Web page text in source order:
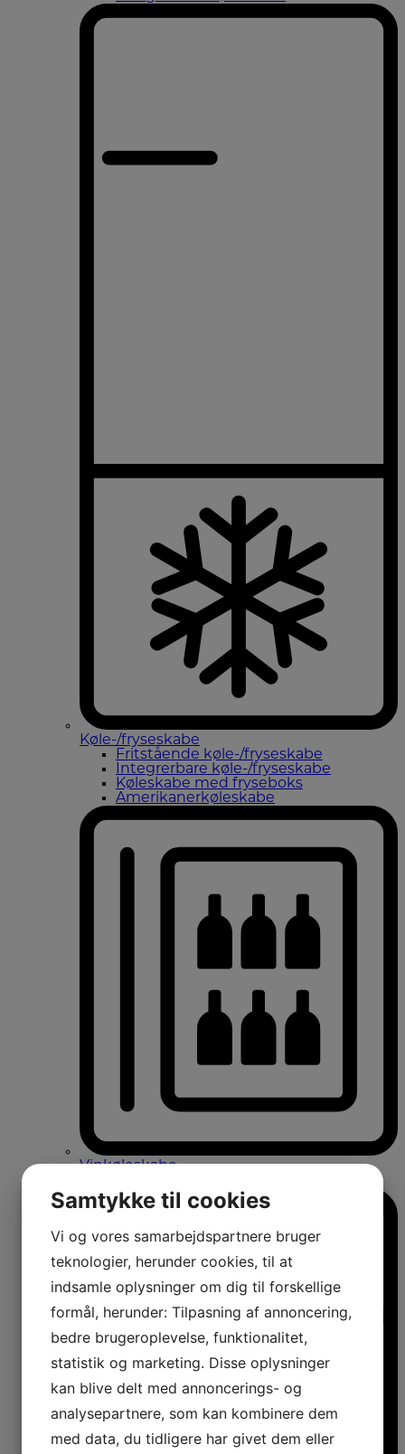
Køle-/fryseskabe
Fritstående køle-/fryseskabe
Integrerbare køle-/fryseskabe
Køleskabe med fryseboks
Amerikanerkøleskabe
Vinkøleskabe
Samtykke til cookies
Vi og vores samarbejdspartnere bruger
teknologier, herunder cookies, til at
indsamle oplysninger om dig til forskellige
formål, herunder: Tilpasning af annoncering,
bedre brugeroplevelse, funktionalitet,
statistik og marketing. Disse oplysninger
kan blive delt med annoncerings- og
analysepartnere, som kan kombinere dem
med data, du tidligere har givet dem eller